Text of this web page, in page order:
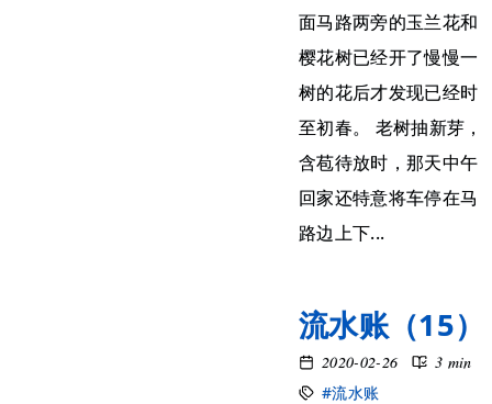
面马路两旁的玉兰花和
樱花树已经开了慢慢一
树的花后才发现已经时
至初春。 老树抽新芽，
含苞待放时，那天中午
回家还特意将车停在马
路边上下...
流水账（15）
2020-02-26
3 min
#流水账